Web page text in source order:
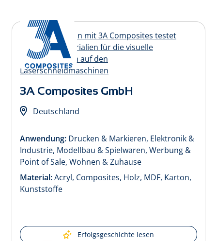
3A Composites GmbH
Deutschland
Anwendung: Drucken & Markieren, Elektronik &
Industrie, Modellbau & Spielwaren, Werbung &
Point of Sale, Wohnen & Zuhause
Material:Acryl, Composites, Holz, MDF, Karton,
Kunststoffe
Erfolgsgeschichte lesen